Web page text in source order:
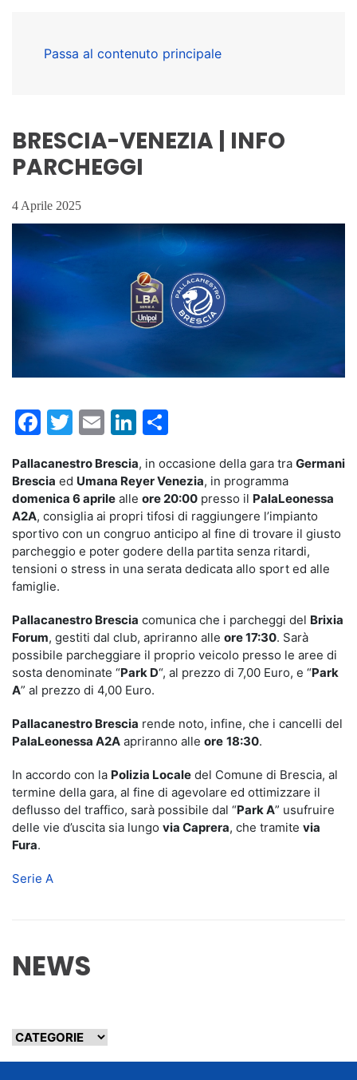
Passa al contenuto principale
BRESCIA-VENEZIA | INFO
PARCHEGGI
4 Aprile 2025
Facebook
Twitter
EmailLinkedIn
Pallacanestro Brescia, in occasione della gara tra Germani
Brescia ed Umana Reyer Venezia, in programma
domenica 6 aprile alle ore 20:00 presso il PalaLeonessa
A2A, consiglia ai propri tifosi di raggiungere l’impianto
sportivo con un congruo anticipo al fine di trovare il giusto
parcheggio e poter godere della partita senza ritardi,
tensioni o stress in una serata dedicata allo sport ed alle
famiglie.
Pallacanestro Brescia comunica che i parcheggi del Brixia
Forum, gestiti dal club, apriranno alle ore 17:30. Sarà
possibile parcheggiare il proprio veicolo presso le aree di
sosta denominate “Park D“, al prezzo di 7,00 Euro, e “Park
A” al prezzo di 4,00 Euro.
Pallacanestro Brescia rende noto, infine, che i cancelli del
PalaLeonessa A2A apriranno alle ore 18:30.
In accordo con la Polizia Locale del Comune di Brescia, al
termine della gara, al fine di agevolare ed ottimizzare il
deflusso del traffico, sarà possibile dal “Park A” usufruire
delle vie d’uscita sia lungo via Caprera, che tramite via
Fura.
Serie A
NEWS